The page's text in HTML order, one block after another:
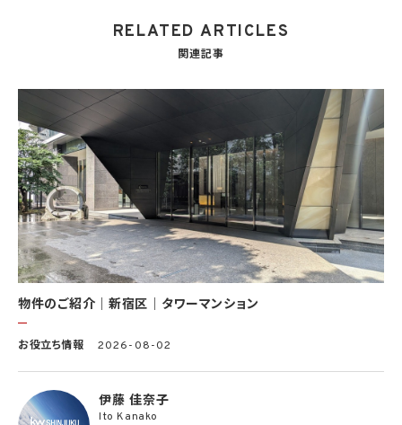
も外国に所在する場合を含みます。）に対し個人情報（(i)当社サービスにおける顧客に関
ため。なお、KWエージェントとは、KW加盟店の業務に従事する個人を意味します。また、
(8) 当社サービスを介して販売等が行われる物件に関する情報について、当社、KWライ
センサー、その他KWブランドを利用して事業を行う事業者のポータルサイト、ウェブ広
告、その他インターネット上において公開するため
(9) 雇用管理及び社内手続のため（役職員の個人情報について）、並びに人材採用活動
における選考及び連絡のため（応募者の個人情報について）
(10) KWエージェント並びに当社及びKW加盟店の役職員に関する情報に関して、当該
情報を当社又はKWライセンサーが運営するウェブサイト（当社又はKWライセンサーか
ら委託を受けた第三者によって運営されるウェブサイトを含み、当該ウェブサイトが一般
向けに公開される場合を含みます。）上に掲載するため
(11) 株主管理、会社法その他法令上の手続対応のため（株主、新株予約権者等の個人情
報について）
(12) 当社のサービスを通じて実施された不動産に関する取引の実績について、個人を識
別できない形式に加工した統計データを作成するため
(13) その他、上記利用目的に付随する目的のため
る運営、サービスの利用状況等を分析した情報を用いたシステムの改善及び開発並びに
することについて同意を撤回し又は異議を述べた場合には、当社はただちにその旨を当
該第三者に通知するものとします。
RELATED ARTICLES
関連記事
物件のご紹介｜新宿区｜タワーマンション
お役立ち情報 2026-08-02
伊藤 佳奈子
Ito Kanako